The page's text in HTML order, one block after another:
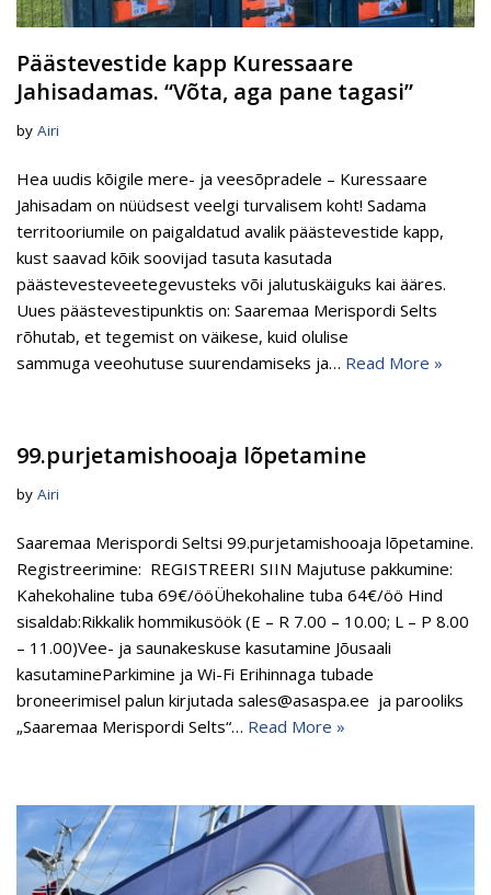
Päästevestide kapp Kuressaare
Jahisadamas. “Võta, aga pane tagasi”
by Airi
Hea uudis kõigile mere- ja veesõpradele – Kuressaare
Jahisadam on nüüdsest veelgi turvalisem koht! Sadama
territooriumile on paigaldatud avalik päästevestide kapp,
kust saavad kõik soovijad tasuta kasutada
päästevesteveetegevusteks või jalutuskäiguks kai ääres.
Uues päästevestipunktis on: Saaremaa Merispordi Selts
rõhutab, et tegemist on väikese, kuid olulise
sammuga veeohutuse suurendamiseks ja… Read More »
99.purjetamishooaja lõpetamine
by Airi
Saaremaa Merispordi Seltsi 99.purjetamishooaja lõpetamine.
Registreerimine: REGISTREERI SIIN Majutuse pakkumine:
Kahekohaline tuba 69€/ööÜhekohaline tuba 64€/öö Hind
sisaldab:Rikkalik hommikusöök (E – R 7.00 – 10.00; L – P 8.00
– 11.00)Vee- ja saunakeskuse kasutamine Jõusaali
kasutamineParkimine ja Wi-Fi Erihinnaga tubade
broneerimisel palun kirjutada sales@asaspa.ee ja parooliks
„Saaremaa Merispordi Selts“… Read More »